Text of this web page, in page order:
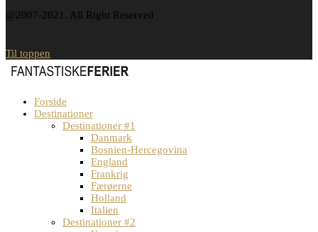
@2007-2021. All Right Reserved
Til toppen
Forside
Destinationer
Destinationer #1
Danmark
Bosnien-Hercegovina
England
Frankrig
Færøerne
Holland
Italien
Destinationer #2